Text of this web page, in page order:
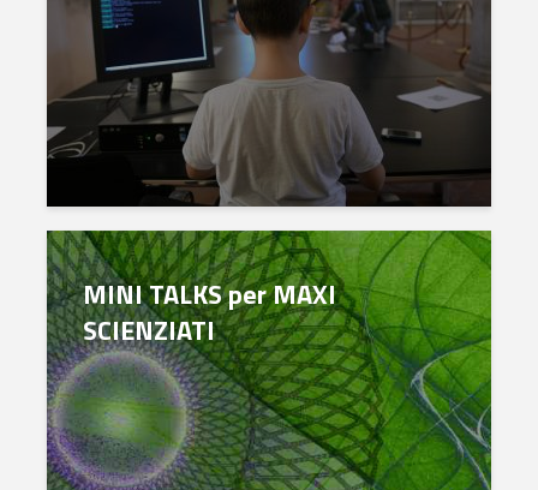
MINI TALKS per MAXI
SCIENZIATI